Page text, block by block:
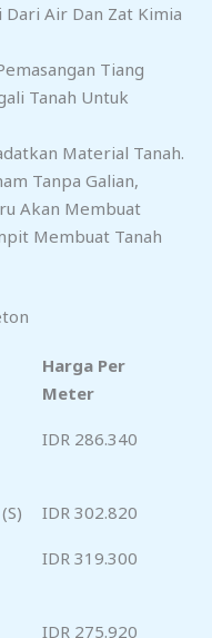
Air Dan Zat Kimia
Tiang
Tanah Untuk
Material Tanah.
Tanpa Galian,
Akan Membuat
Membuat Tanah
Harga Per
Meter
IDR 286.340
IDR 302.820
IDR 319.300
IDR 275.920